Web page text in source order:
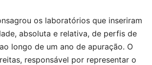
os laboratórios que inseriram
absoluta e relativa, de perfis de
longo de um ano de apuração. O
responsável por representar o